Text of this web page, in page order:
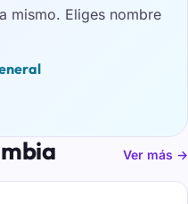
mismo. Eliges nombre
Ver más →